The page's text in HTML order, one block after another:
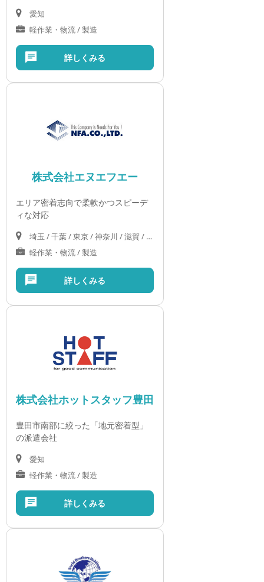
愛知
軽作業・物流 / 製造
詳しくみる
株式会社エヌエフエー
エリア密着志向で柔軟かつスピーデ
ィな対応
埼玉 / 千葉 / 東京 / 神奈川 / 滋賀 / 京都 / 大阪 / 兵庫
軽作業・物流 / 製造
詳しくみる
株式会社ホットスタッフ豊田
豊田市南部に絞った「地元密着型」
の派遣会社
愛知
軽作業・物流 / 製造
詳しくみる